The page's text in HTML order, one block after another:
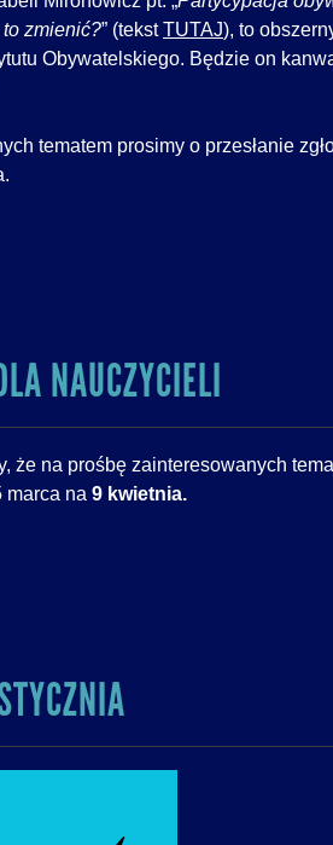
to zmienić?” (tekstTUTAJ), to
Obywatelskiego. Będzie on
tematem prosimy o przesłanie
NAUCZYCIELI
że na prośbę zainteresowanych
marca na 9 kwietnia.